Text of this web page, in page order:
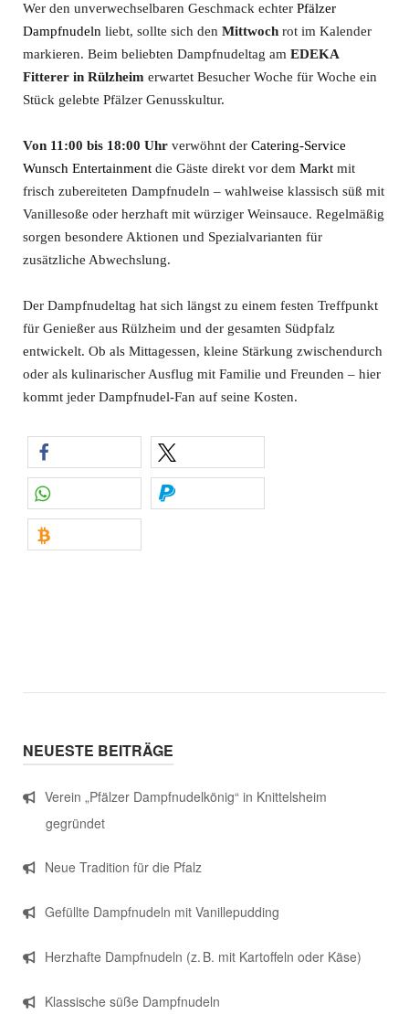
Wer den unverwechselbaren Geschmack echter Pfälzer
Dampfnudeln liebt, sollte sich den Mittwoch rot im Kalender
markieren. Beim beliebten Dampfnudeltag am EDEKA
Fitterer in Rülzheim erwartet Besucher Woche für Woche ein
Stück gelebte Pfälzer Genusskultur.
Von 11:00 bis 18:00 Uhr verwöhnt der Catering-Service
Wunsch Entertainment die Gäste direkt vor dem Markt mit
frisch zubereiteten Dampfnudeln – wahlweise klassisch süß mit
Vanillesoße oder herzhaft mit würziger Weinsauce. Regelmäßig
sorgen besondere Aktionen und Spezialvarianten für
zusätzliche Abwechslung.
Der Dampfnudeltag hat sich längst zu einem festen Treffpunkt
für Genießer aus Rülzheim und der gesamten Südpfalz
entwickelt. Ob als Mittagessen, kleine Stärkung zwischendurch
oder als kulinarischer Ausflug mit Familie und Freunden – hier
kommt jeder Dampfnudel-Fan auf seine Kosten.
NEUESTE BEITRÄGE
Verein „Pfälzer Dampfnudelkönig“ in Knittelsheim
gegründet
Neue Tradition für die Pfalz
Gefüllte Dampfnudeln mit Vanillepudding
Herzhafte Dampfnudeln (z. B. mit Kartoffeln oder Käse)
Klassische süße Dampfnudeln